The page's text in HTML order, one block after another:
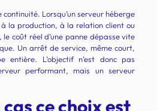
Lorsqu’un serveur héberge
la production, à la relation client ou
coût réel d’une panne dépasse vite
Un arrêt de service, même court,
entière. L’objectif n’est donc pas
performant, mais un serveur
ce choix est